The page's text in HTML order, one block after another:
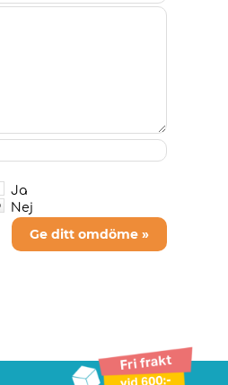
Ja
Nej
Ge ditt omdöme »